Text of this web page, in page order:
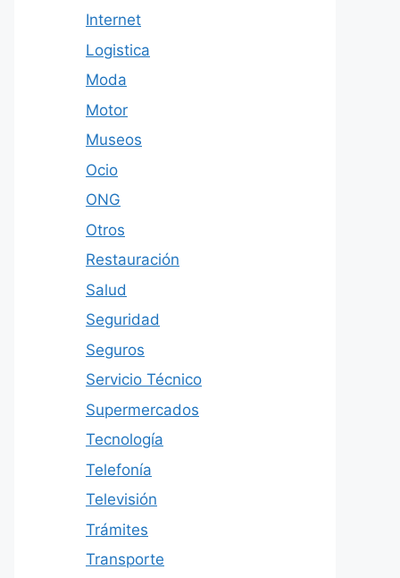
Internet
Logistica
Moda
Motor
Museos
Ocio
ONG
Otros
Restauración
Salud
Seguridad
Seguros
Servicio Técnico
Supermercados
Tecnología
Telefonía
Televisión
Trámites
Transporte